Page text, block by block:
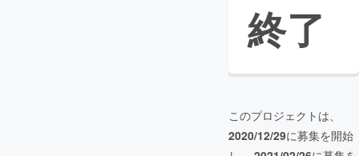
終了
このプロジェクトは、
2020/12/29に募集を開始